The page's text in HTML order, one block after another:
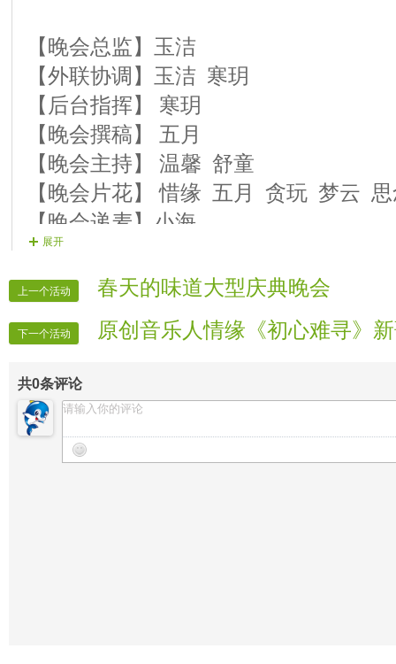
寒玥 歌曲：《老地方的雨》
周哥 歌曲：《九妹》
第三篇章 《万紫千红》
丽丽 歌曲：《孝敬爹和妈》
丁香 歌曲：《树梢上的芭蕾》
抽闲 歌曲：《醉在女儿国》
艾叶 歌曲：《草原夜色美》
舞步 歌曲：《爱情十八拍》
冷酷 歌曲：《牧野情歌》
太阳 歌曲：《一辈子的好兄弟》
【晚会总监】玉洁
【外联协调】玉洁 寒玥
【后台指挥】 寒玥
【晚会撰稿】 五月
【晚会主持】 温馨 舒童
【晚会片花】 惜缘 五月 贪玩 梦云
【晚会递麦】小海
【晚会广播】 无语
【广播录像】 啸林
【晚会制作】 五月
【晚会迎宾】 全体管理
展开
上一个活动 春天的味道大型庆典晚会
下一个活动 原创音乐人情缘《初心难寻》
共0条评论